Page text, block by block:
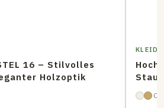
16 – Stilvolles
Holzoptik